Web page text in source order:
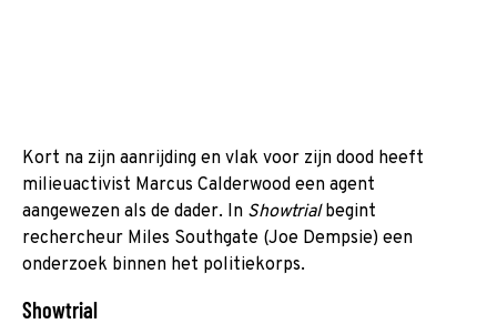
Kort na zijn aanrijding en vlak voor zijn dood heeft
milieuactivist Marcus Calderwood een agent
aangewezen als de dader. In Showtrialbegint
rechercheur Miles Southgate (Joe Dempsie) een
onderzoek binnen het politiekorps.
Showtrial